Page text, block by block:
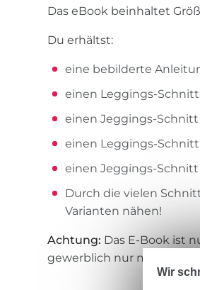
Das eBook beinhaltet
Du erhältst:
eine bebilderte
einen Leggings-
einen Jeggings-
einen Leggings-
einen Jeggings-
Durch die vielen
Varianten nähen!
Achtung: Das E-Book ist
gewerblich nur mit Lizenz
Wir